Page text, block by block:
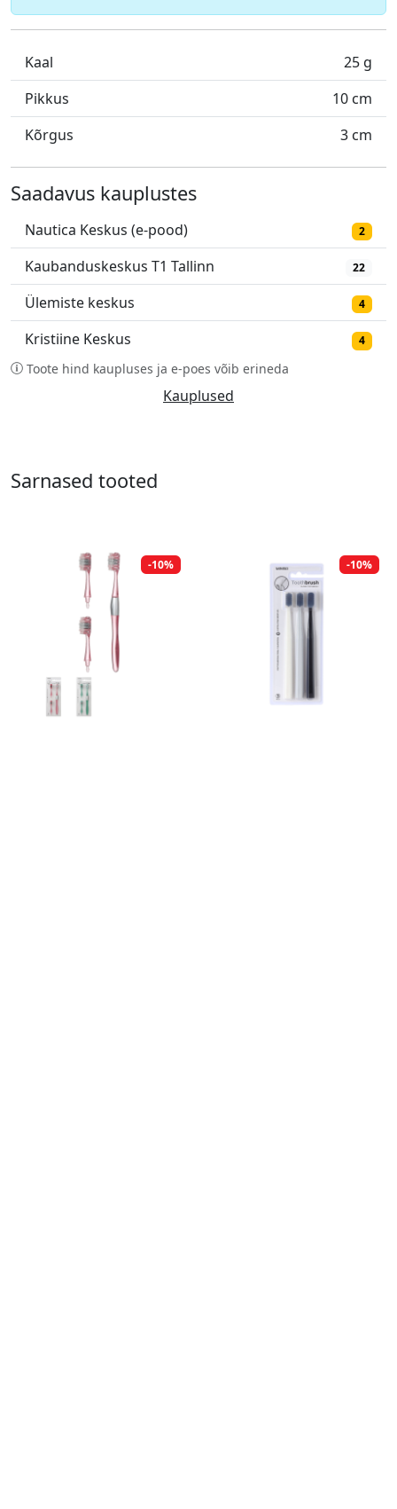
Kaal
25 g
Pikkus
10 cm
Kõrgus
3 cm
Saadavus kauplustes
Nautica Keskus (e-pood) 2
Kaubanduskeskus T1 Tallinn 22
Ülemiste keskus 4
Kristiine Keskus 4
Toote hind kaupluses ja e-poes võib erineda
Kauplused
Sarnased tooted
-10% -10%